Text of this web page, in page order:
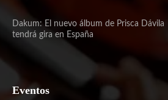
Dakum: El nuevo álbum de Prisca Dávila
tendrá gira en España
Eventos